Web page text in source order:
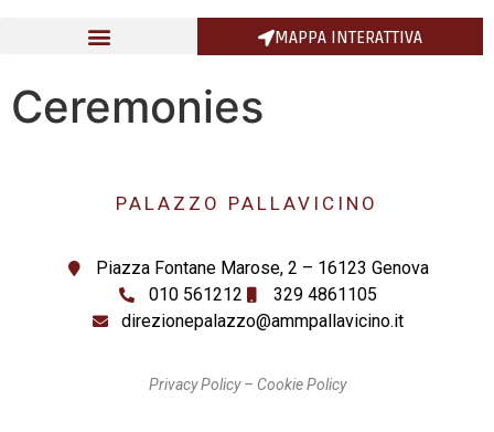
MAPPA INTERATTIVA
Ceremonies
PALAZZO PALLAVICINO
Piazza Fontane Marose, 2 – 16123 Genova
010 561212
329 4861105
direzionepalazzo@ammpallavicino.it
Privacy Policy– Cookie Policy